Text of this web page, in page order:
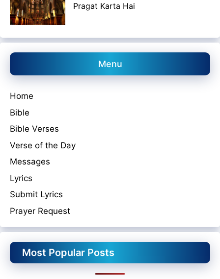
Pragat Karta Hai
Menu
Home
Bible
Bible Verses
Verse of the Day
Messages
Lyrics
Submit Lyrics
Prayer Request
Most Popular Posts